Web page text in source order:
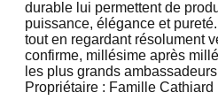
durable lui permettent de
puissance, élégance et
tout en regardant résolument
confirme, millésime après
les plus grands
Propriétaire : Famille Cathiard